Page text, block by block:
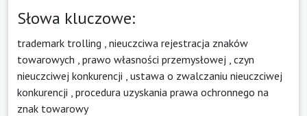
Słowa kluczowe:
trademark trolling nieuczciwa rejestracja znaków
towarowych prawo własności przemysłowej czyn
nieuczciwej konkurencji ustawa o zwalczaniu nieuczciwej
konkurencji procedura uzyskania prawa ochronnego na
znak towarowy